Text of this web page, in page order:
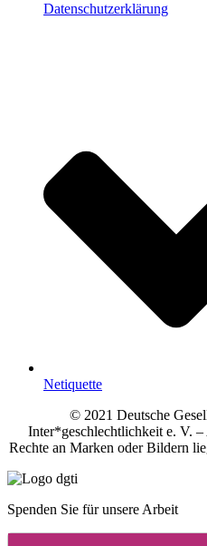
Datenschutzerklärung
Netiquette
© 2021 Deutsche
Inter*geschlechtlichkeit e. V.
Rechte an Marken oder Bildern
Spenden Sie für unsere Arbeit